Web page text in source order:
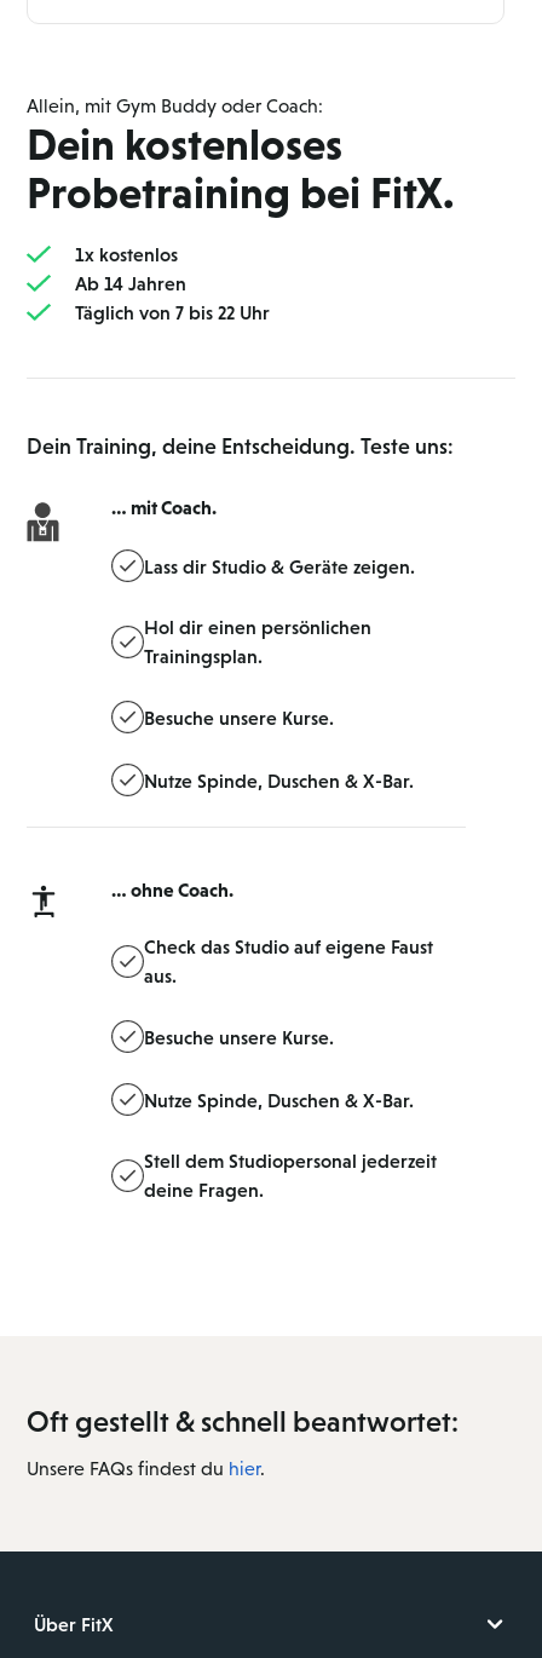
Allein, mit Gym Buddy oder Coach:
Dein kostenloses
Probetraining bei FitX.
1 x kostenlos
Ab 14 Jahren
Täglich von 7 bis 22 Uhr
Dein Training, deine Entscheidung. Teste uns:
… mit Coach.
Lass dir Studio & Geräte zeigen.
Hol dir einen persönlichen
Trainingsplan.
Besuche unsere Kurse.
Nutze Spinde, Duschen & X-Bar.
… ohne Coach.
Check das Studio auf eigene Faust
aus.
Besuche unsere Kurse.
Nutze Spinde, Duschen & X-Bar.
Stell dem Studiopersonal jederzeit
deine Fragen.
Oft gestellt & schnell beantwortet:
Unsere FAQs findest du hier.
Über FitX